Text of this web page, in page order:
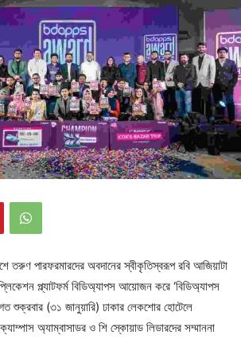
তরুণ পারফরমারদের অবদানের স্বীকৃতিস্বরূপ রবি আজিয়াটা
প্ল্যাটফর্ম বিডিঅ্যাপস আয়োজন করে ‘বিডিঅ্যাপস
শুক্রবার (৩১ জানুয়ারি) ঢাকার লেকশোর হোটেলে
অ্যাম্বাসাডর ও শি স্কোয়াড লিডারদের সম্মাননা